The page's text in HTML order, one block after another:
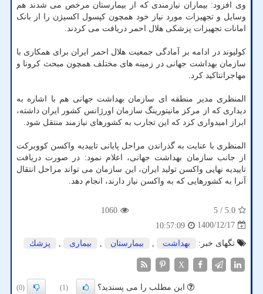
وی افزود: بیماران نیازمندی که از بیمارستان مرخص می شدند هم
وسایل و تجهیزات مورد نیاز خود همچون کپسول اکسیژن را از بانک
امانات تجهیزات پزشکی هلال احمر دریافت می کردند.
کولیوند در ادامه بر آمادگی جمعیت هلال احمر ایران برای همکاری با
سازمان بهداشت جهانی در زمینه های مختلف همچون مبحث کرونا و
مهاجرانتاکید کرد.
المنظری مدیر منطقه ای سازمان بهداشت جهانی هم با اشاره به
دیداری که از مرکز مانیتورینگ سازمان اورژانس کشور ایران داشته،
ابراز امیدواری کرد که این تجارب به کشورهای نیازمند منتقل شود.
المنظری با عنایت به گذراندن مراحل پایانی تاییدیه واکسن کووبرکت
از جانب سازمان بهداشت جهانی، اعلام نمود: در صورت دریافت
تاییدیه نهایی واکسن تولید ایران، این سازمان می تواند مراحل انتقال
آنرا به کشورهایی که به واکسن نیاز دارند، انجام دهد.
5.0
/ 5
1060
1400/12/17
10:57:09
تگهای خبر:
بهداشت , بیمارستان , بیماری , پزشك
X
این مطلب را می پسندید؟ (1)
(0)